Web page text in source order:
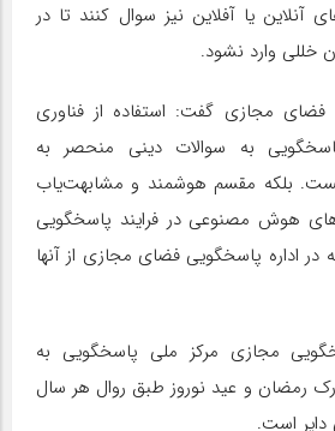
یا آفلاین نیز سوال کنند تا در
خللی وارد نشود.
فضای مجازی گفت: استفاده از فناوری
به سوالات دینی منحصر به
بلکه مقسم هوشمند و مشابهت‌یاب
هوش مصنوعی در فرایند پاسخگویی
اداره پاسخگویی فضای مجازی از آنها
مجازی مرکز ملی پاسخگویی به
رمضان و عید نوروز طبق روال هر سال
است.